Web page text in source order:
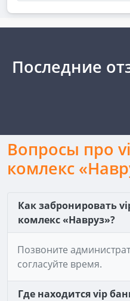
Последние
Вопросы про
комлекс
Как забронировать
комлекс «Навруз»?
Позвоните
согласуйте время.
Где находится vip